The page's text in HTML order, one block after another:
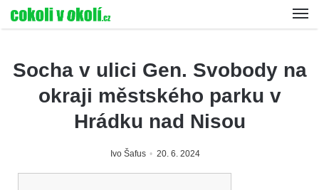
Socha v ulici Gen. Svobody na
okraji městského parku v
Hrádku nad Nisou
Ivo Šafus 20. 6. 2024